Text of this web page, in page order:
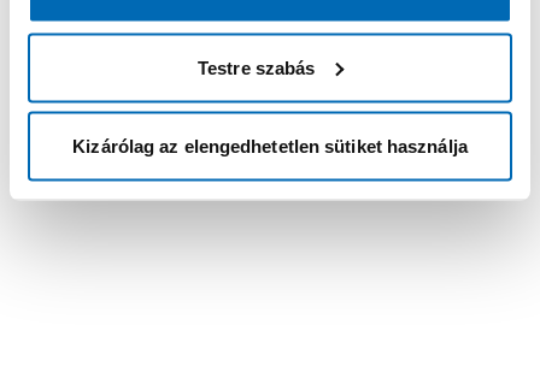
Testre szabás
Kizárólag az elengedhetetlen sütiket használja